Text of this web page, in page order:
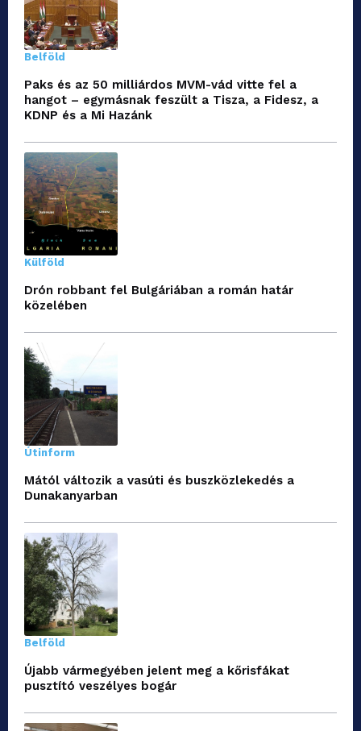
Belföld
Paks és az 50 milliárdos MVM-vád vitte fel a
hangot – egymásnak feszült a Tisza, a Fidesz, a
KDNP és a Mi Hazánk
Külföld
Drón robbant fel Bulgáriában a román határ
közelében
Útinform
Mától változik a vasúti és buszközlekedés a
Dunakanyarban
Belföld
Újabb vármegyében jelent meg a kőrisfákat
pusztító veszélyes bogár